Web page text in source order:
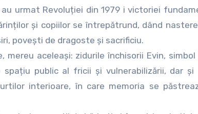
urmat Revoluției din 1979 i victoriei
şi copiilor se întrepătrund, dând
poveşti de dragoste şi sacrificiu.
aceleaşi: zidurile închisorii Evin, simbol
public al fricii şi vulnerabilizării, dar şi
interioare, în care memoria se